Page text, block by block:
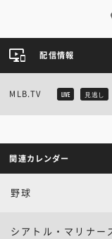
配信情報
MLB.TV LIVE 見逃し
関連カレンダー
野球
シアトル・マリナー